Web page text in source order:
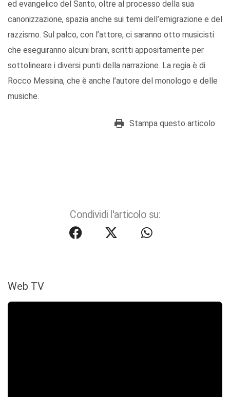
ed evangelico del Santo, oltre al processo della sua
canonizzazione, spazia anche sui temi dell’emigrazione e del
razzismo. Sul palco, con l’attore, ci saranno otto musicisti
che eseguiranno alcuni brani, scritti appositamente per
sottolineare i diversi punti della narrazione. La regia è di
Rocco Messina, che è anche l’autore del monologo e delle
musiche.
Stampa questo articolo
Condividi l'articolo su:
Web TV